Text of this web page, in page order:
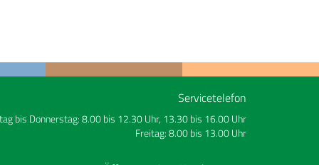
Servicetelefon
bis Donnerstag: 8.00 bis 12.30 Uhr, 13.30 bis 16.00 Uhr
Freitag: 8.00 bis 13.00 Uhr